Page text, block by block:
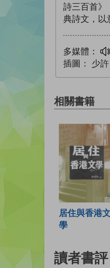
詩三百首》
典詩文，以
多媒體：
插圖：
少許
相關書籍
居住與香港
學
讀者書評